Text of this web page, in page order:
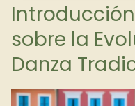
sobre la
Danza